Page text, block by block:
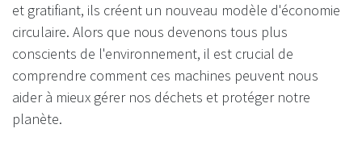
et gratifiant, ils créent un nouveau modèle d'économie
circulaire. Alors que nous devenons tous plus
conscients de l'environnement, il est crucial de
comprendre comment ces machines peuvent nous
aider à mieux gérer nos déchets et protéger notre
planète.